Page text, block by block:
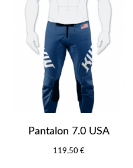
Pantalon 7.0 USA
119,50 €